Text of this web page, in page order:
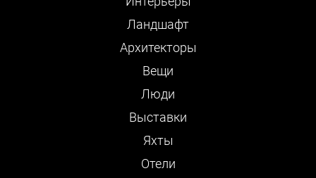
Ландшафт
Архитекторы
Вещи
Люди
Выставки
Яхты
Отели